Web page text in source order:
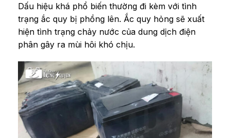
Dấu hiệu khá phổ biến thường đi kèm với tình
trạng ắc quy bị phồng lên. Ắc quy hỏng sẽ xuất
hiện tình trạng chảy nước của dung dịch điện
phân gây ra mùi hôi khó chịu.